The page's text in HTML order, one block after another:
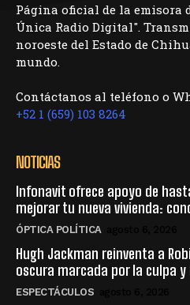
Página oficial de la emisora
Única Radio Digital".
noroeste del Estado de
mundo.
Contáctanos al teléfono o
+52 1 (659) 103 8264
NOTICIAS
Infonavit ofrece apoyo de
mejorar tu nueva vivienda:
ÓPTICA POLÍTICA
Hugh Jackman reinventa a
oscura marcada por la culpa y
ESPECTÁCULOS